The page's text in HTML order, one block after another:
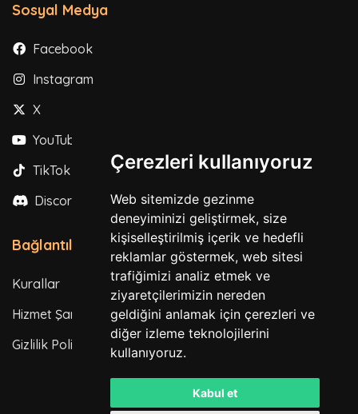
Çerezleri kullanıyoruz
Web sitemizde gezinme
deneyiminizi geliştirmek, size
kişiselleştirilmiş içerik ve hedefli
reklamlar göstermek, web sitesi
trafiğimizi analiz etmek ve
ziyaretçilerimizin nereden
geldiğini anlamak için çerezleri ve
diğer izleme teknolojilerini
kullanıyoruz.
Kabul et
Sosyal Medya
Facebook
Instagram
X
YouTube
TikTok
Discord
Bağlantılar
Kurallar
Hizmet Şartları
Gizlilik Politikası